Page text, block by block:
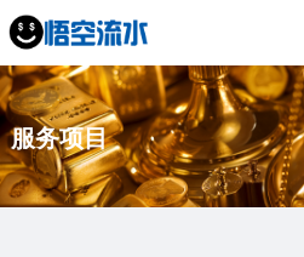
网
站
首
页
银
行
流
工
资
薪
服务项目